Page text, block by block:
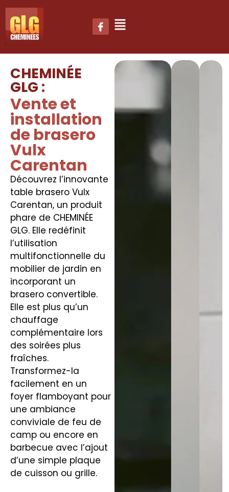
CHEMINÉE
GLG :
Vente et
installation
de brasero
Vulx
Carentan
Découvrez l’innovante
table brasero Vulx
Carentan, un produit
phare de CHEMINÉE
GLG. Elle redéfinit
l’utilisation
multifonctionnelle du
mobilier de jardin en
incorporant un
brasero convertible.
Elle est plus qu’un
chauffage
complémentaire lors
des soirées plus
fraîches.
Transformez-la
facilement en un
foyer flamboyant pour
une ambiance
conviviale de feu de
camp ou encore en
barbecue avec l’ajout
d’une simple plaque
de cuisson ou grille.